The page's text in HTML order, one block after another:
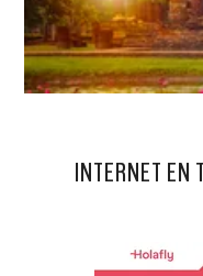
INTERNET EN